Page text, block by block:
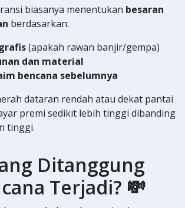
biasanya menentukan besaran
berdasarkan:
(apakah rawan banjir/gempa)
dan material
bencana sebelumnya
dataran rendah atau dekat pantai
premi sedikit lebih tinggi dibanding
tinggi.
Ditanggung
Terjadi? 💸